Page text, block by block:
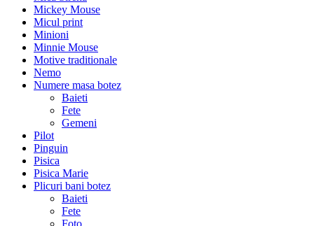
Mickey Mouse
Micul print
Minioni
Minnie Mouse
Motive traditionale
Nemo
Numere masa botez
Baieti
Fete
Gemeni
Pilot
Pinguin
Pisica
Pisica Marie
Plicuri bani botez
Baieti
Fete
Foto